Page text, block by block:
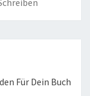
Für Dein Buch